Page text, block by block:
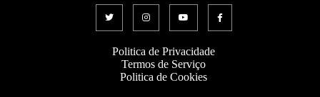
Politica de Privacidade
Termos de Serviço
Politica de Cookies